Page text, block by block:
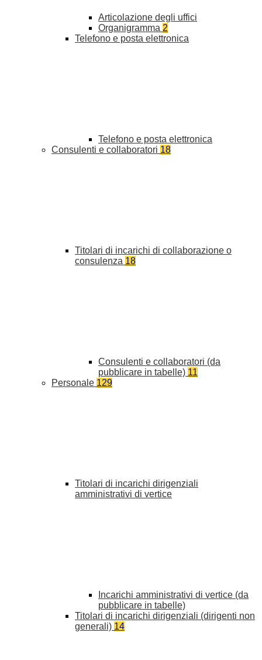
Articolazione degli uffici
Organigramma 2
Telefono e posta elettronica
Telefono e posta elettronica
Consulenti e collaboratori 18
Titolari di incarichi di collaborazione o
consulenza 18
Consulenti e collaboratori (da
pubblicare in tabelle) 11
Personale 129
Titolari di incarichi dirigenziali
amministrativi di vertice
Incarichi amministrativi di vertice (da
pubblicare in tabelle)
Titolari di incarichi dirigenziali (dirigenti non
generali) 14